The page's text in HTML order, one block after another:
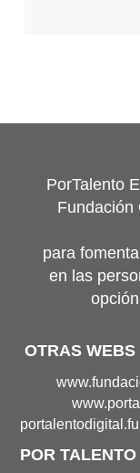
PorTalento
Fundación
para
en las
OTRAS WEBS
Portal
de
Fundación
en
Portal
de
en
Portal
Portalento
POR